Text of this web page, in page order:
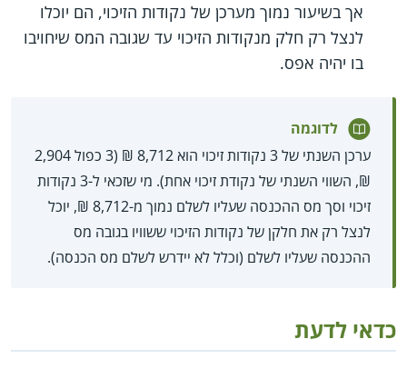
אך בשיעור נמוך מערכן של נקודות הזיכוי, הם יוכלו
לנצל רק חלק מנקודות הזיכוי עד שגובה המס שיחויבו
בו יהיה אפס.
לדוגמה
ערכן השנתי של 3 נקודות זיכוי הוא 8,712 ₪ (3 כפול 2,904
₪, השווי השנתי של נקודת זיכוי אחת). מי שזכאי ל-3 נקודות
זיכוי וסך מס ההכנסה שעליו לשלם נמוך מ-8,712 ₪, יוכל
לנצל רק את חלקן של נקודות הזיכוי ששוויו בגובה מס
ההכנסה שעליו לשלם (וכלל לא יידרש לשלם מס הכנסה).
כדאי לדעת